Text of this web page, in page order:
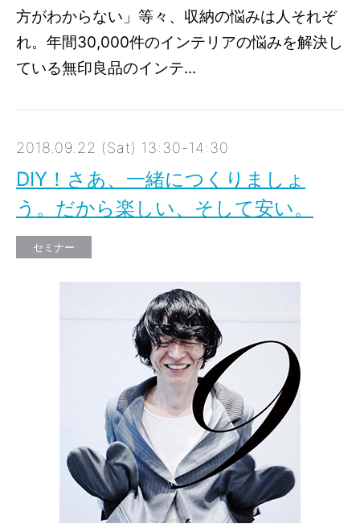
方がわからない」等々、収納の悩みは人それぞ
れ。年間30,000件のインテリアの悩みを解決し
ている無印良品のインテ...
2018.09.22 (Sat) 13:30-14:30
DIY！さあ、一緒につくりましょ
う。だから楽しい、そして安い。
セミナー